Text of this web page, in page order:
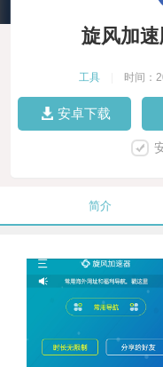
旋风加
工具 时间：
安卓下载
简介